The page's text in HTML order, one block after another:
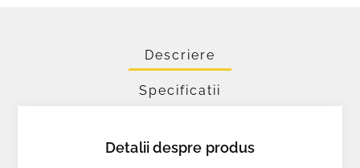
Descriere
Specificatii
Detalii despre produs